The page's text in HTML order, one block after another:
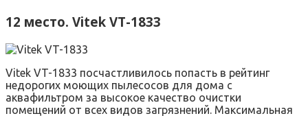
12 место. Vitek VT-1833
Vitek VT-1833 посчастливилось попасть в рейтинг
недорогих моющих пылесосов для дома с
аквафильтром за высокое качество очистки
помещений от всех видов загрязнений. Максимальная